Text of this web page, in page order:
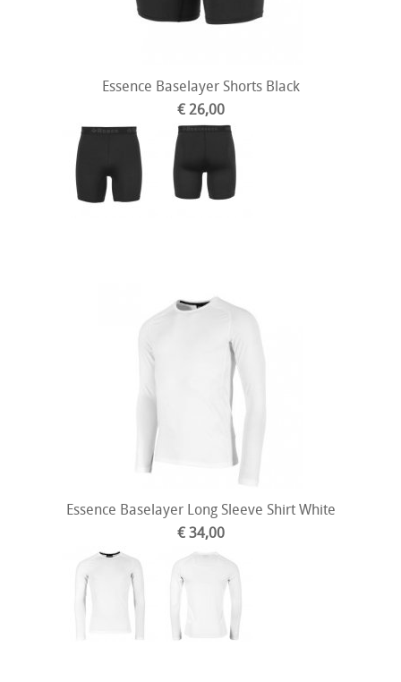
Essence Baselayer Shorts Black
€ 26,00
Essence Baselayer Long Sleeve Shirt White
€ 34,00